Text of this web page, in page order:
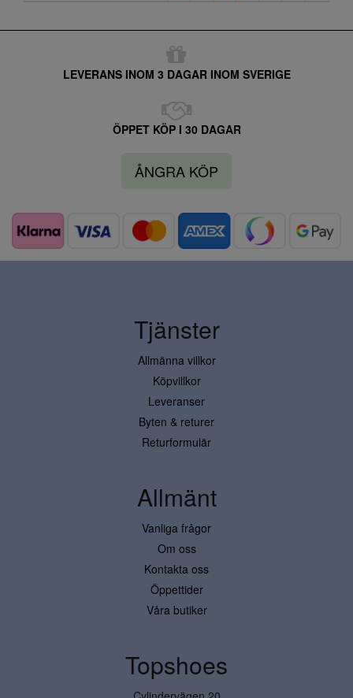
LEVERANS INOM 3 DAGAR INOM SVERIGE
ÖPPET KÖP I 30 DAGAR
ÅNGRA KÖP
Tjänster
Allmänna villkor
Köpvillkor
Leveranser
Byten & returer
Returformulär
Allmänt
Vanliga frågor
Om oss
Kontakta oss
Öppettider
Våra butiker
Topshoes